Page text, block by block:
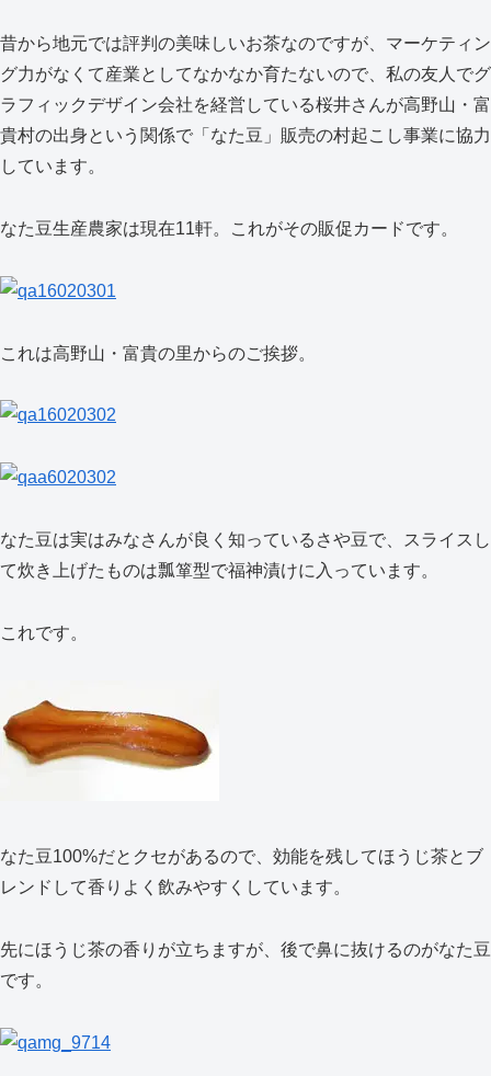
昔から地元では評判の美味しいお茶なのですが、マーケティン
グ力がなくて産業としてなかなか育たないので、私の友人でグ
ラフィックデザイン会社を経営している桜井さんが高野山・富
貴村の出身という関係で「なた豆」販売の村起こし事業に協力
しています。
なた豆生産農家は現在11軒。これがその販促カードです。
これは高野山・富貴の里からのご挨拶。
なた豆は実はみなさんが良く知っているさや豆で、スライスし
て炊き上げたものは瓢箪型で福神漬けに入っています。
これです。
なた豆100%だとクセがあるので、効能を残してほうじ茶とブ
レンドして香りよく飲みやすくしています。
先にほうじ茶の香りが立ちますが、後で鼻に抜けるのがなた豆
です。